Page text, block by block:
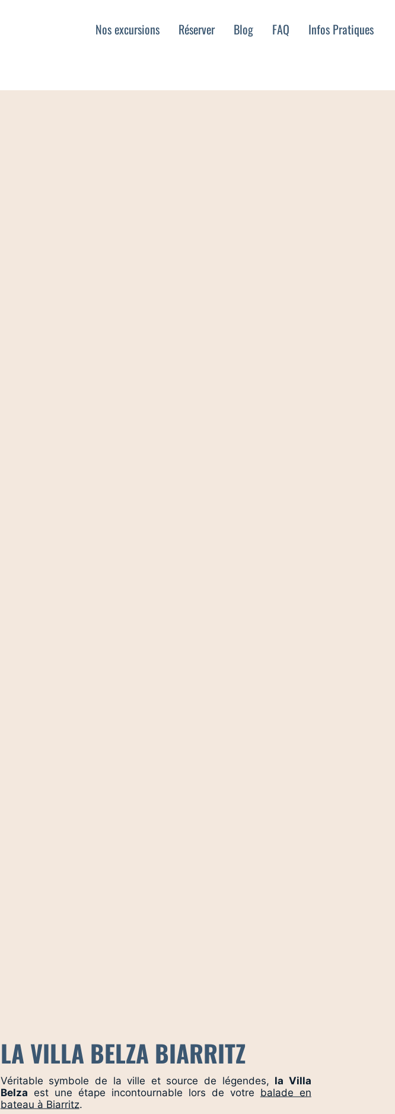
Nos excursions Réserver Blog FAQ Infos Pratiques
LA VILLA BELZA BIARRITZ
Véritable symbole de la ville et source de légendes, la Villa
Belza est une étape incontournable lors de votre balade en
bateau à Biarritz.